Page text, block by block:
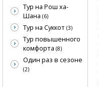
Тур на Рош ха-
Шана (6)
Тур на Суккот (3)
Тур повышенного
комфорта (8)
Один раз в сезоне
(2)